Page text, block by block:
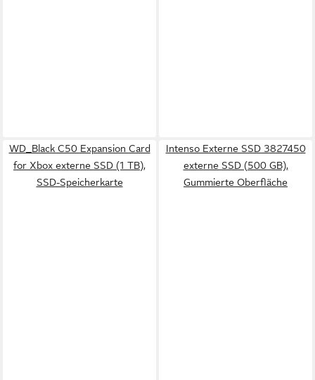
WD_Black C50 Expansion Card
for Xbox externe SSD (1 TB),
SSD-Speicherkarte
Intenso Externe SSD 3827450
externe SSD (500 GB),
Gummierte Oberfläche